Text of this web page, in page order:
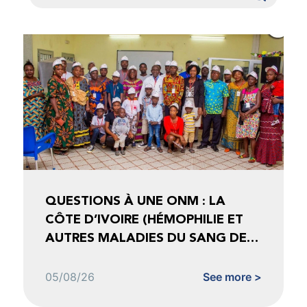
QUESTIONS À UNE ONM : LA
CÔTE D’IVOIRE (HÉMOPHILIE ET
AUTRES MALADIES DU SANG DE
05/08/26 See more >